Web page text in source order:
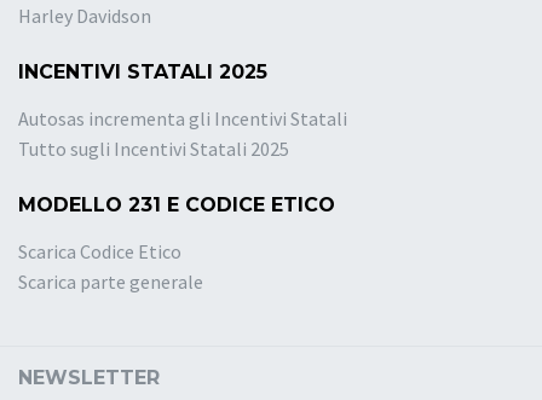
Harley Davidson
INCENTIVI STATALI 2025
Autosas incrementa gli Incentivi Statali
Tutto sugli Incentivi Statali 2025
MODELLO 231 E CODICE ETICO
Scarica Codice Etico
Scarica parte generale
NEWSLETTER